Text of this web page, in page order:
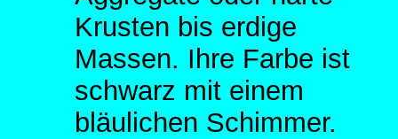
Krusten bis erdige
Massen. Ihre Farbe ist
schwarz mit einem
bläulichen Schimmer.